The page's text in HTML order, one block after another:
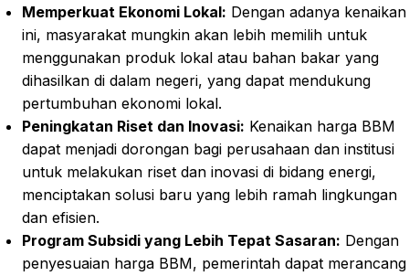
Memperkuat Ekonomi Lokal: Dengan adanya kenaikan
ini, masyarakat mungkin akan lebih memilih untuk
menggunakan produk lokal atau bahan bakar yang
dihasilkan di dalam negeri, yang dapat mendukung
pertumbuhan ekonomi lokal.
Peningkatan Riset dan Inovasi: Kenaikan harga BBM
dapat menjadi dorongan bagi perusahaan dan institusi
untuk melakukan riset dan inovasi di bidang energi,
menciptakan solusi baru yang lebih ramah lingkungan
dan efisien.
Program Subsidi yang Lebih Tepat Sasaran: Dengan
penyesuaian harga BBM, pemerintah dapat merancang